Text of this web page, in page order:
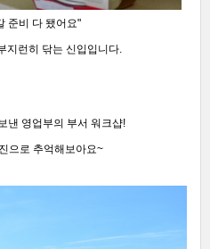
준비 다 됐어요"
지런히 닦는 신입입니다.
낸 영업부의 부서 워크샵!
으로 추억해보아요~